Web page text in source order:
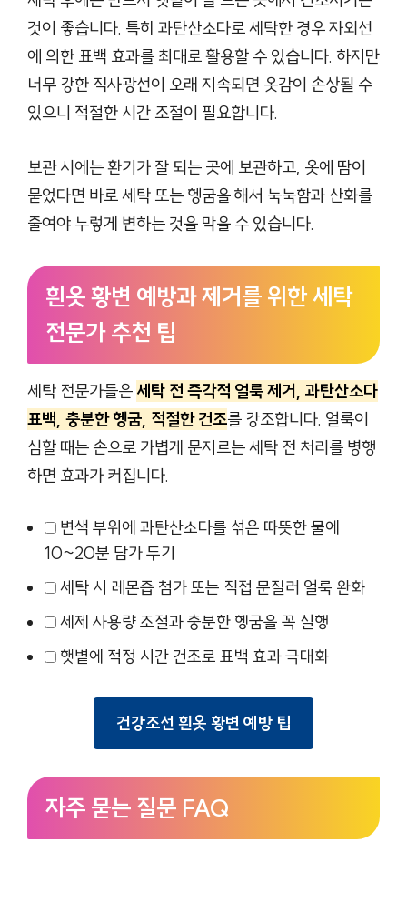
것이 좋습니다. 특히 과탄산소다로 세탁한 경우 자외선
에 의한 표백 효과를 최대로 활용할 수 있습니다. 하지만
너무 강한 직사광선이 오래 지속되면 옷감이 손상될 수
있으니 적절한 시간 조절이 필요합니다.
보관 시에는 환기가 잘 되는 곳에 보관하고, 옷에 땀이
묻었다면 바로 세탁 또는 헹굼을 해서 눅눅함과 산화를
줄여야 누렇게 변하는 것을 막을 수 있습니다.
흰옷 황변 예방과 제거를 위한 세탁
전문가 추천 팁
세탁 전문가들은 세탁 전 즉각적 얼룩 제거, 과탄산소다
표백, 충분한 헹굼, 적절한 건조를 강조합니다. 얼룩이
심할 때는 손으로 가볍게 문지르는 세탁 전 처리를 병행
하면 효과가 커집니다.
변색 부위에 과탄산소다를 섞은 따뜻한 물에
10~20분 담가 두기
세탁 시 레몬즙 첨가 또는 직접 문질러 얼룩 완화
세제 사용량 조절과 충분한 헹굼을 꼭 실행
햇볕에 적정 시간 건조로 표백 효과 극대화
건강조선 흰옷 황변 예방 팁
자주 묻는 질문 FAQ